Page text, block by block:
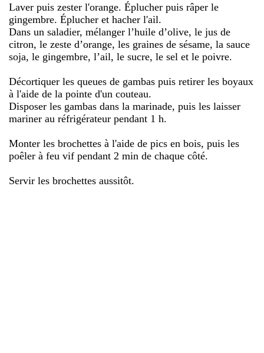
Laver puis zester l'orange. Éplucher puis râper le
gingembre. Éplucher et hacher l'ail.
Dans un saladier, mélanger l’huile d’olive, le jus de
citron, le zeste d’orange, les graines de sésame, la sauce
soja, le gingembre, l’ail, le sucre, le sel et le poivre.
Décortiquer les queues de gambas puis retirer les boyaux
à l'aide de la pointe d'un couteau.
Disposer les gambas dans la marinade, puis les laisser
mariner au réfrigérateur pendant 1 h.
Monter les brochettes à l'aide de pics en bois, puis les
poêler à feu vif pendant 2 min de chaque côté.
Servir les brochettes aussitôt.